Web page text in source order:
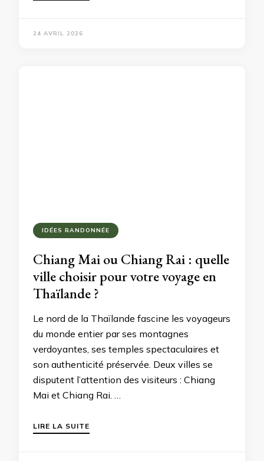
24 AVRIL 2026
IDÉES RANDONNÉE
Chiang Mai ou Chiang Rai : quelle
ville choisir pour votre voyage en
Thaïlande ?
Le nord de la Thaïlande fascine les voyageurs
du monde entier par ses montagnes
verdoyantes, ses temples spectaculaires et
son authenticité préservée. Deux villes se
disputent l’attention des visiteurs : Chiang
Mai et Chiang Rai. …
LIRE LA SUITE